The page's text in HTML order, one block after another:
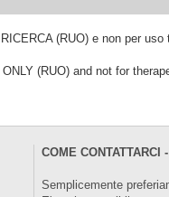
(RUO) e non per
(RUO) and not for
COME CONTATTARCI
Semplicemente